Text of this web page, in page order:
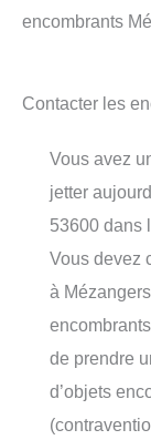
encombrants
Contacter les
Vous avez
jetter
53600 dans
Vous devez
à
de prendre
d’objets